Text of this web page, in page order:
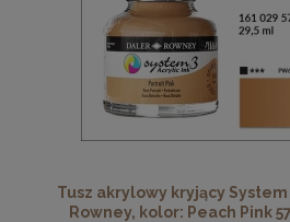
Tusz akrylowy kryjący
Rowney, kolor: Peach Pink